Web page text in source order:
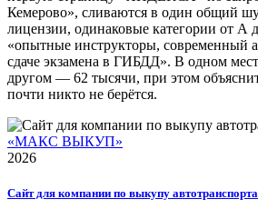
Кемерово», сливаются в один общий
лицензии, одинаковые категории от А
«опытные инструкторы, современный
сдаче экзамена в ГИБДД». В одном
другом — 62 тысячи, при этом
почти никто не берётся.
«МАКС ВЫКУП»
2026
Сайт для компании по выкупу автотранспорта